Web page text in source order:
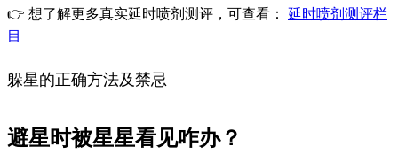
👉 想了解更多真实延时喷剂测评，可查看： 延时喷剂测评栏
目
躲星的正确方法及禁忌
避星时被星星看见咋办？